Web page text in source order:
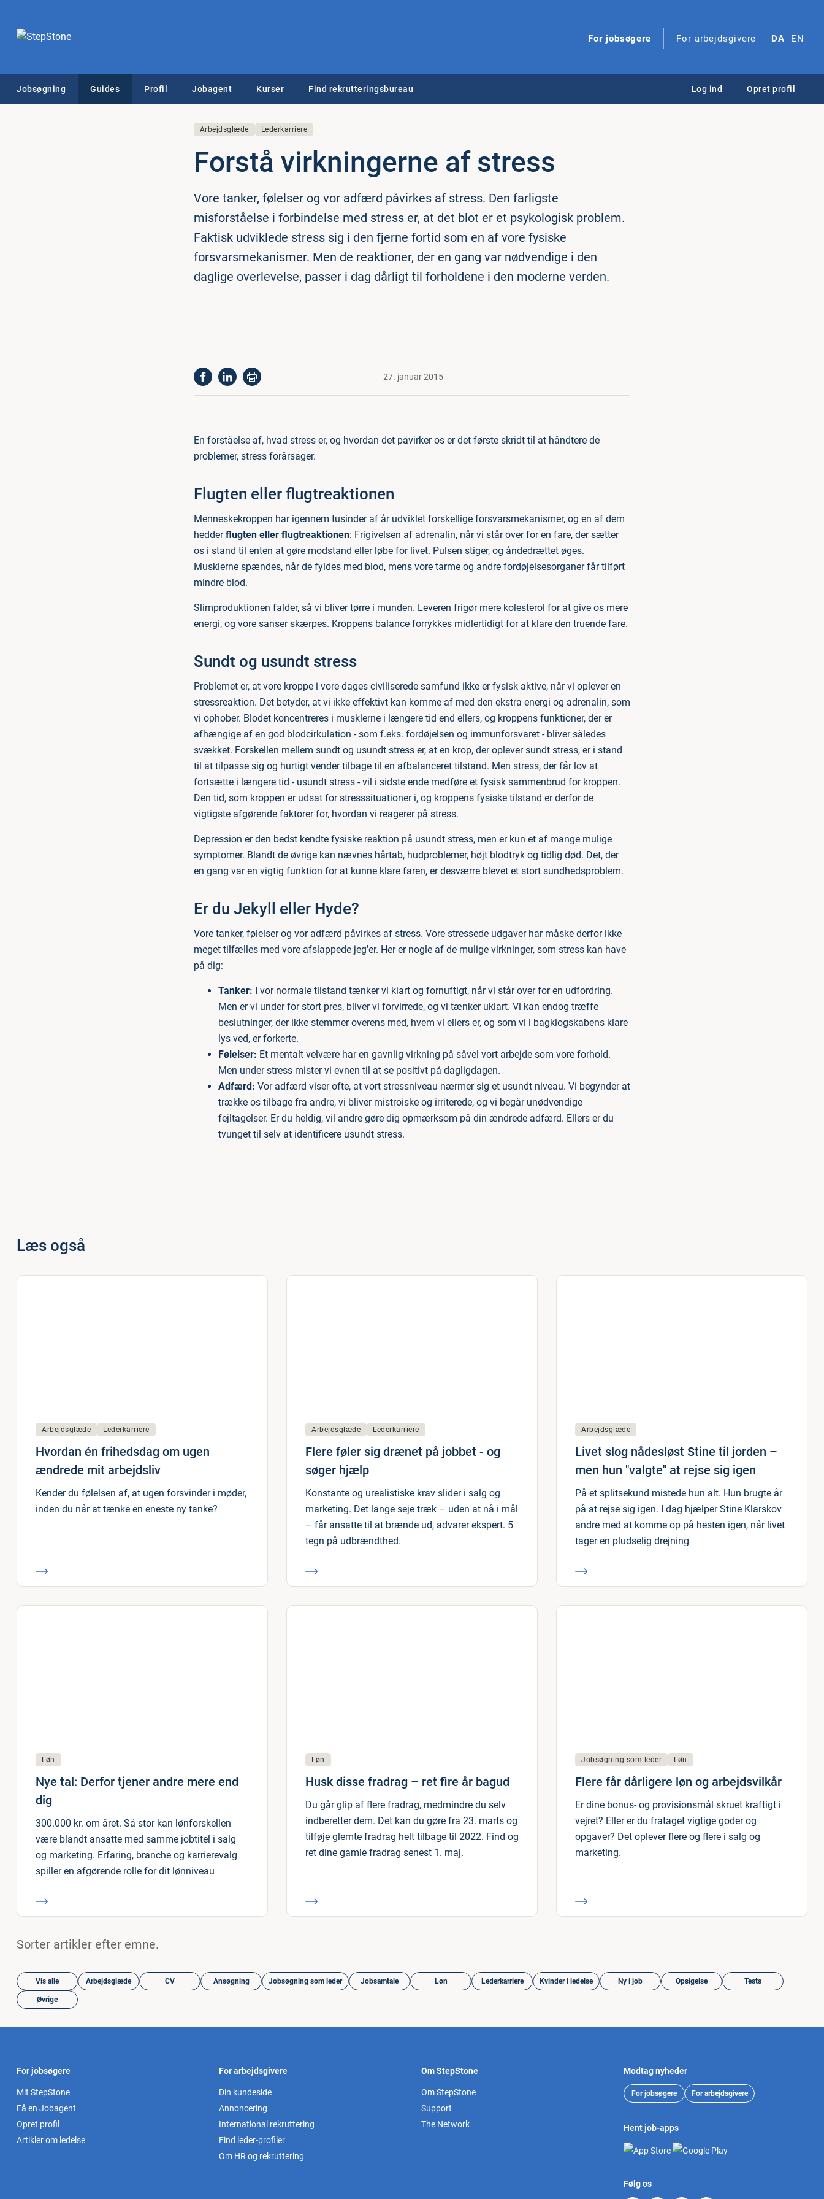
For jobsøgere For arbejdsgivere DA EN
Jobsøgning Guides Profil Jobagent Kurser Find rekrutteringsbureau Log ind Opret profil
Arbejdsglæde Lederkarriere
Forstå virk­nin­ger­ne af stress
Vore tanker, følelser og vor adfærd påvirkes af stress. Den farligste
misforståelse i forbindelse med stress er, at det blot er et psykologisk problem.
Faktisk udviklede stress sig i den fjerne fortid som en af vore fysiske
forsvarsmekanismer. Men de reaktioner, der en gang var nødvendige i den
daglige overlevelse, passer i dag dårligt til forholdene i den moderne verden.
27. januar 2015
En forståelse af, hvad stress er, og hvordan det påvirker os er det første skridt til at håndtere de
problemer, stress forårsager.
Flugten eller flugtreaktionen
Menneskekroppen har igennem tusinder af år udviklet forskellige forsvarsmekanismer, og en af dem
hedderflugten eller flugtreaktionen: Frigivelsen af adrenalin, når vi står over for en fare, der sætter
os i stand til enten at gøre modstand eller løbe for livet. Pulsen stiger, og åndedrættet øges.
Musklerne spændes, når de fyldes med blod, mens vore tarme og andre fordøjelsesorganer får tilført
mindre blod.
Slimproduktionen falder, så vi bliver tørre i munden. Leveren frigør mere kolesterol for at give os mere
energi, og vore sanser skærpes. Kroppens balance forrykkes midlertidigt for at klare den truende fare.
Sundt og usundt stress
Problemet er, at vore kroppe i vore dages civiliserede samfund ikke er fysisk aktive, når vi oplever en
stressreaktion. Det betyder, at vi ikke effektivt kan komme af med den ekstra energi og adrenalin, som
vi ophober. Blodet koncentreres i musklerne i længere tid end ellers, og kroppens funktioner, der er
afhængige af en god blodcirkulation - som f.eks. fordøjelsen og immunforsvaret - bliver således
svækket. Forskellen mellem sundt og usundt stress er, at en krop, der oplever sundt stress, er i stand
til at tilpasse sig og hurtigt vender tilbage til en afbalanceret tilstand. Men stress, der får lov at
fortsætte i længere tid - usundt stress - vil i sidste ende medføre et fysisk sammenbrud for kroppen.
Den tid, som kroppen er udsat for stresssituationer i, og kroppens fysiske tilstand er derfor de
vigtigste afgørende faktorer for, hvordan vi reagerer på stress.
Depression er den bedst kendte fysiske reaktion på usundt stress, men er kun et af mange mulige
symptomer. Blandt de øvrige kan nævnes hårtab, hudproblemer, højt blodtryk og tidlig død. Det, der
en gang var en vigtig funktion for at kunne klare faren, er desværre blevet et stort sundhedsproblem.
Er du Jekyll eller Hyde?
Vore tanker, følelser og vor adfærd påvirkes af stress. Vore stressede udgaver har måske derfor ikke
meget tilfælles med vore afslappede jeg'er. Her er nogle af de mulige virkninger, som stress kan have
på dig:
Tanker: I vor normale tilstand tænker vi klart og fornuftigt, når vi står over for en udfordring.
Men er vi under for stort pres, bliver vi forvirrede, og vi tænker uklart. Vi kan endog træffe
beslutninger, der ikke stemmer overens med, hvem vi ellers er, og som vi i bagklogskabens klare
lys ved, er forkerte.
Følelser: Et mentalt velvære har en gavnlig virkning på såvel vort arbejde som vore forhold.
Men under stress mister vi evnen til at se positivt på dagligdagen.
Adfærd: Vor adfærd viser ofte, at vort stressniveau nærmer sig et usundt niveau. Vi begynder at
trække os tilbage fra andre, vi bliver mistroiske og irriterede, og vi begår unødvendige
fejltagelser. Er du heldig, vil andre gøre dig opmærksom på din ændrede adfærd. Ellers er du
tvunget til selv at identificere usundt stress.
Læs også
Arbejdsglæde Lederkarriere
Hvordan én frihedsdag om ugen
ændrede mit arbejdsliv
Kender du følelsen af, at ugen forsvinder i møder,
inden du når at tænke en eneste ny tanke?
Arbejdsglæde Lederkarriere
Flere føler sig drænet på jobbet - og
søger hjælp
Konstante og urealistiske krav slider i salg og
marketing. Det lange seje træk – uden at nå i mål
– får ansatte til at brænde ud, advarer ekspert. 5
tegn på udbrændthed.
Arbejdsglæde
Livet slog nådesløst Stine til jorden –
men hun "valgte" at rejse sig igen
På et splitsekund mistede hun alt. Hun brugte år
på at rejse sig igen. I dag hjælper Stine Klarskov
andre med at komme op på hesten igen, når livet
tager en pludselig drejning
Løn
Nye tal: Derfor tjener andre mere end
dig
300.000 kr. om året. Så stor kan lønforskellen
være blandt ansatte med samme jobtitel i salg
og marketing. Erfaring, branche og karrierevalg
spiller en afgørende rolle for dit lønniveau
Løn
Husk disse fradrag – ret fire år bagud
Du går glip af flere fradrag, medmindre du selv
indberetter dem. Det kan du gøre fra 23. marts og
tilføje glemte fradrag helt tilbage til 2022. Find og
ret dine gamle fradrag senest 1. maj.
Jobsøgning som leder Løn
Flere får dårligere løn og arbejdsvilkår
Er dine bonus- og provisionsmål skruet kraftigt i
vejret? Eller er du frataget vigtige goder og
opgaver? Det oplever flere og flere i salg og
marketing.
Sorter artikler efter emne.
Vis alle Arbejdsglæde CV Ansøgning Jobsøgning som leder Jobsamtale Løn Lederkarriere Kvinder i ledelse Ny i job Opsigelse Tests
Øvrige
For jobsøgere
Mit StepStone
Få en Jobagent
Opret profil
Artikler om ledelse
For arbejdsgivere
Din kundeside
Annoncering
International rekruttering
Find leder-profiler
Om HR og rekruttering
Om StepStone
Om StepStone
Support
The Network
Modtag nyheder
For jobsøgere For arbejdsgivere
Hent job-apps
Følg os